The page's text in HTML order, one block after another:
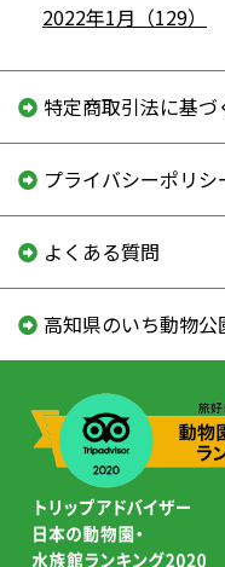
2022年1月（129）
特定商取引法に基づ
プライバシーポリシ
よくある質問
高知県のいち動物公